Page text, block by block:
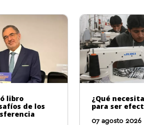
libro
de los
¿Qué
para ser
07 agosto 2026